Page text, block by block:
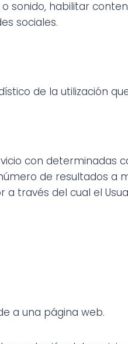
sonido, habilitar
sociales.
de la utilización
con determinadas
de resultados a
través del cual el
a una página web.